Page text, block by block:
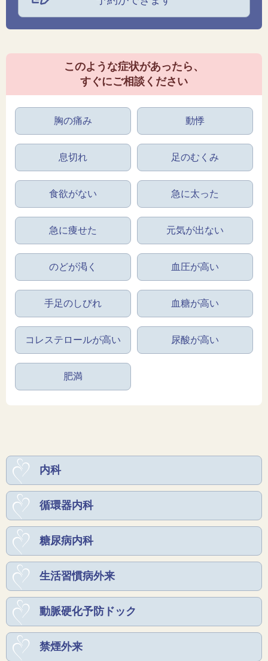
このような症状があったら、
すぐにご相談ください
胸の痛み 動悸
息切れ 足のむくみ
食欲がない 急に太った
急に痩せた 元気が出ない
のどが渇く 血圧が高い
手足のしびれ 血糖が高い
コレステロールが高い 尿酸が高い
肥満
内科
循環器内科
糖尿病内科
生活習慣病外来
動脈硬化予防ドック
禁煙外来